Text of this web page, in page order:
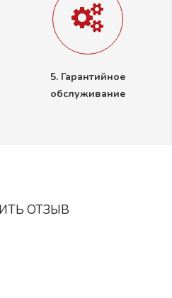
5. Гарантийное
обслуживание
ОТЗЫВ